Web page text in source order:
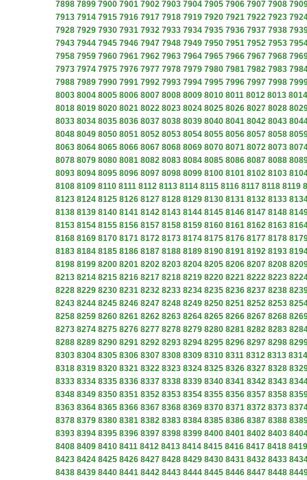
7898 7899 7900 7901 7902 7903 7904 7905 7906 7907 7908
7913 7914 7915 7916 7917 7918 7919 7920 7921 7922 7923
7928 7929 7930 7931 7932 7933 7934 7935 7936 7937 7938
7943 7944 7945 7946 7947 7948 7949 7950 7951 7952 7953
7958 7959 7960 7961 7962 7963 7964 7965 7966 7967 7968
7973 7974 7975 7976 7977 7978 7979 7980 7981 7982 7983
7988 7989 7990 7991 7992 7993 7994 7995 7996 7997 7998
8003 8004 8005 8006 8007 8008 8009 8010 8011 8012 8013 8014
8018 8019 8020 8021 8022 8023 8024 8025 8026 8027 8028
8033 8034 8035 8036 8037 8038 8039 8040 8041 8042 8043
8048 8049 8050 8051 8052 8053 8054 8055 8056 8057 8058
8063 8064 8065 8066 8067 8068 8069 8070 8071 8072 8073
8078 8079 8080 8081 8082 8083 8084 8085 8086 8087 8088
8093 8094 8095 8096 8097 8098 8099 8100 8101 8102 8103
8108 8109 8110 8111 8112 8113 8114 8115 8116 8117 8118 8119
8123 8124 8125 8126 8127 8128 8129 8130 8131 8132 8133
8138 8139 8140 8141 8142 8143 8144 8145 8146 8147 8148
8153 8154 8155 8156 8157 8158 8159 8160 8161 8162 8163
8168 8169 8170 8171 8172 8173 8174 8175 8176 8177 8178
8183 8184 8185 8186 8187 8188 8189 8190 8191 8192 8193
8198 8199 8200 8201 8202 8203 8204 8205 8206 8207 8208
8213 8214 8215 8216 8217 8218 8219 8220 8221 8222 8223
8228 8229 8230 8231 8232 8233 8234 8235 8236 8237 8238
8243 8244 8245 8246 8247 8248 8249 8250 8251 8252 8253
8258 8259 8260 8261 8262 8263 8264 8265 8266 8267 8268
8273 8274 8275 8276 8277 8278 8279 8280 8281 8282 8283
8288 8289 8290 8291 8292 8293 8294 8295 8296 8297 8298
8303 8304 8305 8306 8307 8308 8309 8310 8311 8312 8313 8314
8318 8319 8320 8321 8322 8323 8324 8325 8326 8327 8328
8333 8334 8335 8336 8337 8338 8339 8340 8341 8342 8343
8348 8349 8350 8351 8352 8353 8354 8355 8356 8357 8358
8363 8364 8365 8366 8367 8368 8369 8370 8371 8372 8373
8378 8379 8380 8381 8382 8383 8384 8385 8386 8387 8388
8393 8394 8395 8396 8397 8398 8399 8400 8401 8402 8403
8408 8409 8410 8411 8412 8413 8414 8415 8416 8417 8418 8419
8423 8424 8425 8426 8427 8428 8429 8430 8431 8432 8433
8438 8439 8440 8441 8442 8443 8444 8445 8446 8447 8448